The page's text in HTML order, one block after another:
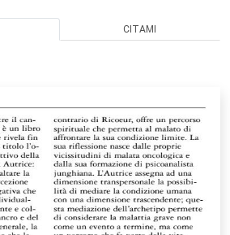
CITAMI